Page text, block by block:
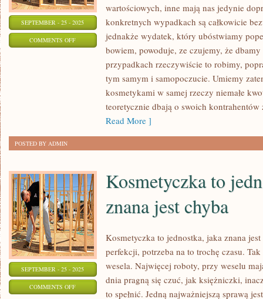
SEPTEMBER - 25 - 2025
COMMENTS OFFON
wartościowych, inne mają nas jedynie
konkretnych wypadkach są całkowicie
jednakże wydatek, który ubóstwiamy
bowiem, powoduje, ze czujemy, że
przypadkach rzeczywiście to robimy,
tym samym i samopoczucie. Umiemy
kosmetykami w samej rzeczy niemałe
teoretycznie dbają o swoich
Read More ]
POSTED BY ADMIN
SEPTEMBER - 25 - 2025
COMMENTS OFFON
Kosmetyczka to
znana jest chyba
Kosmetyczka to jednostka, jaka znana
perfekcji, potrzeba na to trochę czasu.
wesela. Najwięcej roboty, przy weselu
dnia pragną się czuć, jak księżniczki,
to spełnić. Jedną najważniejszą sprawą